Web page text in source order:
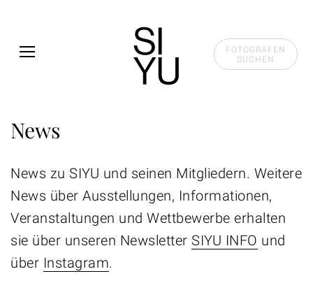
FOTOGRAFEN
SUCHEN
News
News zu SIYU und seinen Mitgliedern. Weitere
News über Ausstellungen, Informationen,
Veranstaltungen und Wettbewerbe erhalten
sie über unseren Newsletter SIYU INFO und
über Instagram.